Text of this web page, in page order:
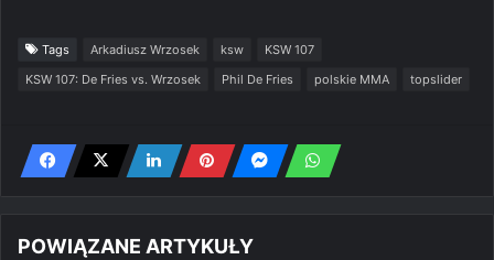
Tags Arkadiusz Wrzosek ksw
KSW 107
KSW 107: De Fries vs. Wrzosek
Phil De Fries polskie MMA topslider
POWIĄZANE ARTYKUŁY